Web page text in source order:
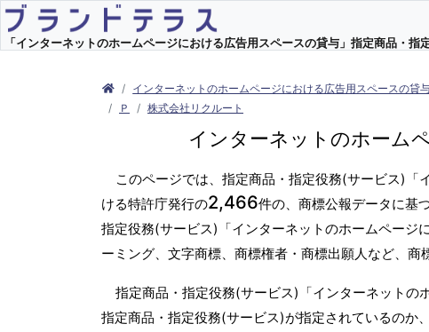
「インターネットのホームページにおける広告用スペースの貸与」指定商品・
インターネットのホームページにおける広告用スペースの貸
Ｐ
株式会社リクルート
インターネットのホーム
このページでは、指定商品・指定役務(サービス)
ける特許庁発行の2,466件の、商標公報データに基
指定役務(サービス)「インターネットのホームページ
ーミング、文字商標、商標権者・商標出願人など、商
指定商品・指定役務(サービス)「インターネットの
指定商品・指定役務(サービス)が指定されているのか